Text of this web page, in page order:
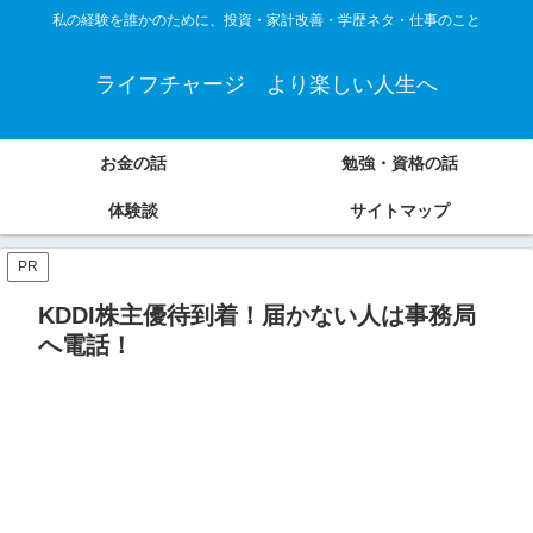
私の経験を誰かのために、投資・家計改善・学歴ネタ・仕事のこと
ライフチャージ より楽しい人生へ
お金の話 勉強・資格の話
体験談 サイトマップ
PR
KDDI株主優待到着！届かない人は事務局
へ電話！